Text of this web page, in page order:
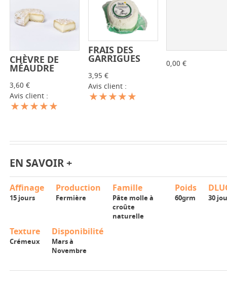
- +
CHÈVRE DE
MÉAUDRE
3,60 €
Avis client :
-
FRAIS DES
GARRIGUES
3,95 €
Avis client :
0,00 €
EN SAVOIR +
Affinage
15 jours
Production
Fermière
Famille
Pâte molle à
croûte
naturelle
Poids
60grm 30
Texture
Crémeux
Disponibilité
Mars à
Novembre